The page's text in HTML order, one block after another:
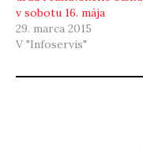
v sobotu 16. mája
29. marca 2015
V "Infoservis"